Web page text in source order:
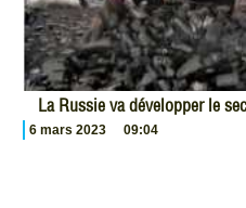
La Russie va développer le
6 mars 2023 09:04